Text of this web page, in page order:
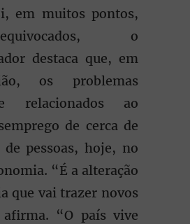
em muitos pontos,
o
destaca que, em
os problemas
relacionados ao
de cerca de
pessoas, hoje, no
“É a alteração
que vai trazer novos
afirma. “O país vive